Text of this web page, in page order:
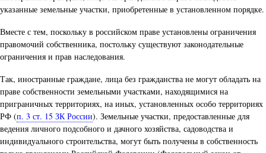
указанные земельные участки, приобретенные в установленном порядке.
Вместе с тем, поскольку в российском праве установлены ограничения
правомочий собственника, постольку существуют законодательные
ограничения и прав наследования.
Так, иностранные граждане, лица без гражданства не могут обладать на
праве собственности земельными участками, находящимися на
приграничных территориях, на иных, установленных особо территориях
РФ (п. 3 ст. 15 ЗК России). Земельные участки, предоставленные для
ведения личного подсобного и дачного хозяйства, садоводства и
индивидуального строительства, могут быть получены в собственность